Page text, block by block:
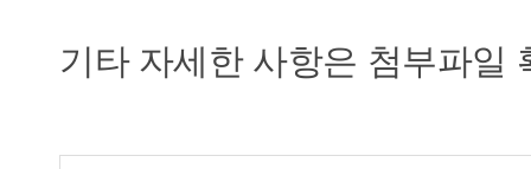
기타 자세한 사항은 첨부파일